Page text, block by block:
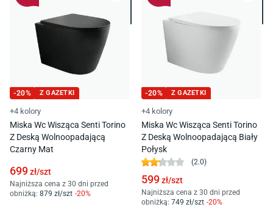
-20% Z GAZETKI
+4 kolory
Miska Wc Wisząca Senti Torino
Z Deską Wolnoopadającą
Czarny Mat
699zł/szt
Najniższa cena z 30 dni przed
obniżką: 879 zł/szt -20%
-20% Z GAZETKI
+4 kolory
Miska Wc Wisząca Senti Torino
Z Deską Wolnoopadającą Biały
Połysk
(2.0)
599zł/szt
Najniższa cena z 30 dni przed
obniżką: 749 zł/szt -20%